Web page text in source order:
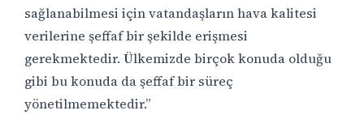
sağlanabilmesi için vatandaşların hava kalitesi
verilerine şeffaf bir şekilde erişmesi
gerekmektedir. Ülkemizde birçok konuda olduğu
gibi bu konuda da şeffaf bir süreç
yönetilmemektedir.”